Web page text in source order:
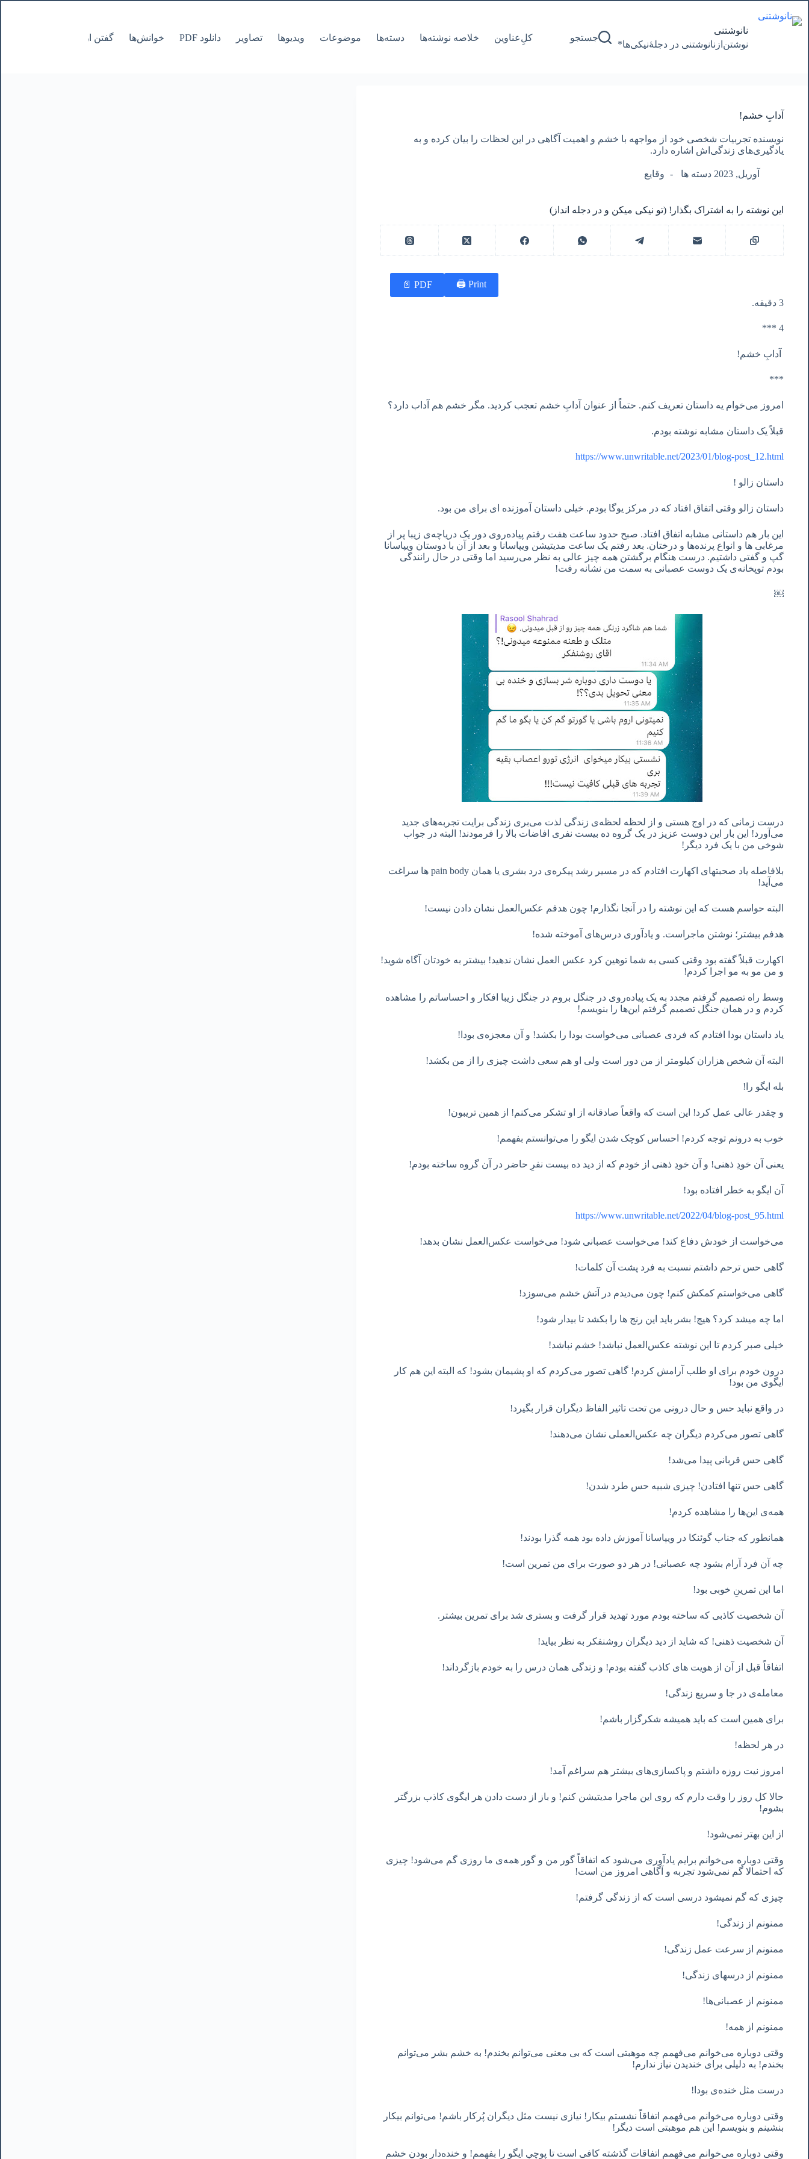
به
محتوا
نانوشتنی
نوشتن‌از‌نانوشتنی‌ در‌ دجلۀنیکی‌ها*
جستجو کل‌ِعناوین خلاصه نوشته‌ها دسته‌ها موضوعات ویدیوها تصاویر دانلود PDF خوانش‌ها گفتن از نانوشتنی
آدابِ خشم!
نویسنده تجربیات شخصی خود از مواجهه با خشم و اهمیت آگاهی در این لحظات را بیان کرده و به
یادگیری‌های زندگی‌اش اشاره دارد.
آوریل, 2023 دسته ها وقایع
این نوشته را به اشتراک بگذار! (تو نیکی میکن و در دجله انداز)
Print 🖨
PDF 📄
3 دقیقه.
4 ***
آدابِ خشم!
***
امروز می‌خوام یه داستان تعریف کنم. حتماً از عنوان آدابِ خشم تعجب کردید. مگر خشم هم آداب دارد؟
قبلاً یک داستان مشابه نوشته بودم.
https://www.unwritable.net/2023/01/blog-post_12.html
داستان زالو !
داستان زالو وقتی اتفاق افتاد که در مرکز یوگا بودم. خیلی داستان آموزنده ای برای من بود.
این بار هم داستانی مشابه اتفاق افتاد. صبح حدود ساعت هفت رفتم پیاده‌روی دور یک دریاچه‌ی زیبا پر از
مرغابی ها و انواع پرنده‌ها و درختان. بعد رفتم یک ساعت مدیتیشن ویپاسانا و بعد از آن با دوستان ویپاسانا
گپ و گفتی داشتیم. درست هنگام برگشتن همه چیز عالی به نظر می‌رسید اما وقتی در حال رانندگی
بودم توپخانه‌ی یک دوست عصبانی به سمت من نشانه رفت!
￼
درست زمانی که در اوج هستی و از لحظه لحظه‌ی زندگی لذت می‌بری زندگی برایت تجربه‌های جدید
می‌آورد! این بار این دوست عزیز در یک گروه ده بیست نفری افاضات بالا را فرمودند! البته در جواب
شوخی من با یک فرد دیگر!
بلافاصله یاد صحبتهای اکهارت افتادم که در مسیر رشد پیکره‌ی درد بشری یا همان pain body ها سراغت
می‌آید!
البته حواسم هست که این نوشته را در آنجا نگذارم! چون هدفم عکس‌العمل نشان دادن نیست!
هدفم بیشتر؛ نوشتن ماجراست. و یادآوری درس‌های آموخته شده!
اکهارت قبلاً گفته بود وقتی کسی به شما توهین کرد عکس العمل نشان ندهید! بیشتر به خودتان آگاه شوید!
و من مو به مو اجرا کردم!
وسط راه تصمیم گرفتم مجدد به یک پیاده‌روی در جنگل بروم در جنگل زیبا افکار و احساساتم را مشاهده
کردم و در همان جنگل تصمیم گرفتم این‌ها را بنویسم!
یاد داستان بودا افتادم که فردی عصبانی می‌خواست بودا را بکشد! و آن معجزه‌ی بودا!
البته آن شخص هزاران کیلومتر از من دور است ولی او هم سعی داشت چیزی را از من بکشد!
بله ایگو را!
و چقدر عالی عمل کرد! این است که واقعاً صادقانه از او تشکر می‌کنم! از همین تریبون!
خوب به درونم توجه کردم! احساس کوچک شدن ایگو را می‌توانستم بفهمم!
یعنی آن خودِ ذهنی! و آن خودِ ذهنی از خودم که از دید ده بیست نفرِ حاضر در آن گروه ساخته بودم!
آن ایگو به خطر افتاده بود!
https://www.unwritable.net/2022/04/blog-post_95.html
می‌خواست از خودش دفاع کند! می‌خواست عصبانی شود! می‌خواست عکس‌العمل نشان بدهد!
گاهی حس ترحم داشتم نسبت به فرد پشت آن کلمات!
گاهی می‌خواستم کمکش کنم! چون می‌دیدم در آتش خشم می‌سوزد!
اما چه میشد کرد؟ هیچ! بشر باید این رنج ها را بکشد تا بیدار شود!
خیلی صبر کردم تا این نوشته عکس‌العمل نباشد! خشم نباشد!
درون خودم برای او طلب آرامش کردم! گاهی تصور می‌کردم که او پشیمان بشود! که البته این هم کار
ایگوی من بود!
در واقع نباید حس و حال درونی من تحت تاثیر الفاظ دیگران قرار بگیرد!
گاهی تصور می‌کردم دیگران چه عکس‌العملی نشان می‌دهند!
گاهی حس قربانی پیدا می‌شد!
گاهی حس تنها افتادن! چیزی شبیه حس طرد شدن!
همه‌ی این‌ها را مشاهده کردم!
همانطور که جناب گوئنکا در ویپاسانا آموزش داده بود همه گذرا بودند!
چه آن فرد آرام بشود چه عصبانی! در هر دو صورت برای من تمرین است!
اما این تمرینِ خوبی بود!
آن شخصیت کاذبی که ساخته بودم مورد تهدید قرار گرفت و بستری شد برای تمرین بیشتر.
آن شخصیت ذهنی! که شاید از دید دیگران روشنفکر به نظر بیاید!
اتفاقاً قبل از آن از هویت های کاذب گفته بودم! و زندگی همان درس را به خودم بازگرداند!
معامله‌ی در جا و سریع زندگی!
برای همین است که باید همیشه شکرگزار باشم!
در هر لحظه!
امروز نیت روزه داشتم و پاکسازی‌های بیشتر هم سراغم آمد!
حالا کل روز را وقت دارم که روی این ماجرا مدیتیشن کنم! و باز از دست دادن هر ایگوی کاذب بزرگتر
بشوم!
از این بهتر نمی‌شود!
وقتی دوباره می‌خوانم برایم یادآوری می‌شود که اتفاقاً گور من و گور همه‌ی ما روزی گم می‌شود! چیزی
که احتمالا گم نمی‌شود تجربه و آگاهی امروز من است!
چیزی که گم نمیشود درسی است که از زندگی گرفتم!
ممنونم از زندگی!
ممنونم از سرعت عمل زندگی!
ممنونم از درسهای زندگی!
ممنونم از عصبانی‌ها!
ممنونم از همه!
وقتی دوباره می‌خوانم می‌فهمم چه موهبتی است که بی معنی می‌توانم بخندم! به خشم بشر می‌توانم
بخندم! به دلیلی برای خندیدن نیاز ندارم!
درست مثل خنده‌ی بودا!
وقتی دوباره می‌خوانم می‌فهمم اتفاقاً نشستم بیکار! نیازی نیست مثل دیگران پُرکار باشم! می‌توانم بیکار
بنشینم و بنویسم! این هم موهبتی است دیگر!
وقتی دوباره می‌خوانم می‌فهمم اتفاقات گذشته کافی است تا پوچیِ ایگو را بفهمم! و خنده‌دار بودن خشم